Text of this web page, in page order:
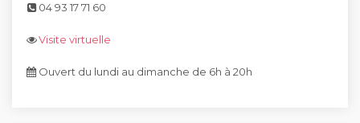
04 93 17 71 60
Visite virtuelle
Ouvert du lundi au dimanche de 6h à 20h